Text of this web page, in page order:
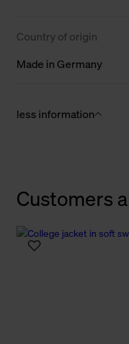
Country of origin
Made in Germany
less information
Customers